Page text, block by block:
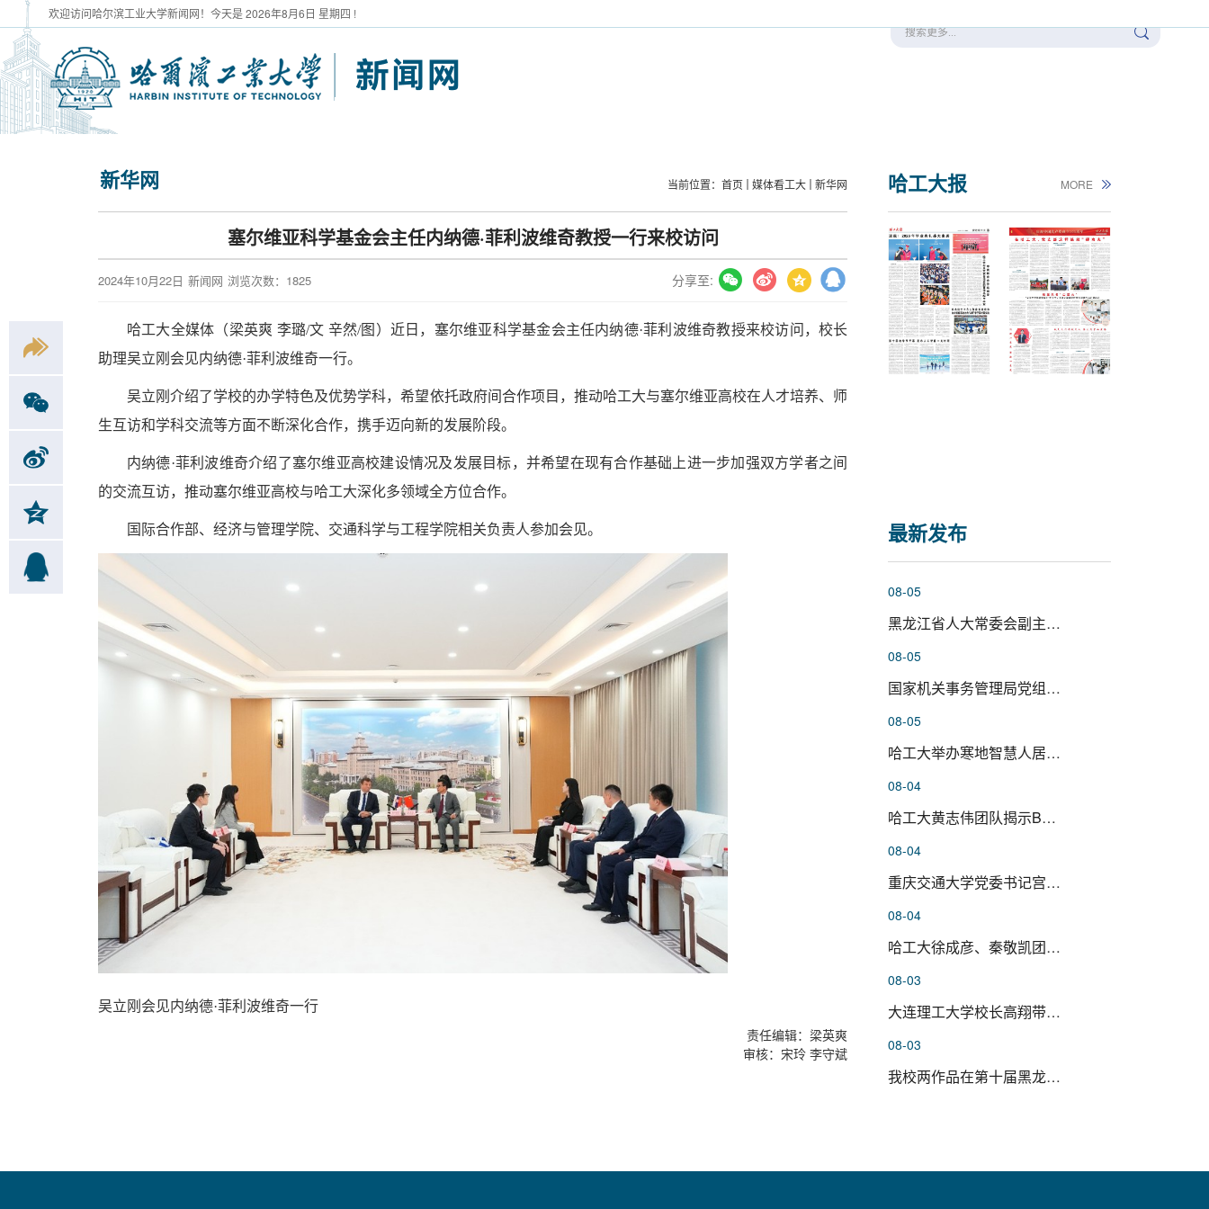
欢迎访问哈尔滨工业大学新闻网！今天是2026年8月6日 星期四 !
哈工大报 MORE
最新发布
08-05
黑龙江省人大常委会副主任、党组...
08-05
国家机关事务管理局党组成员杨有...
08-05
哈工大举办寒地智慧人居环境科学...
08-04
哈工大黄志伟团队揭示BTNL3–BTNL...
08-04
重庆交通大学党委书记宫辉一行来...
08-04
哈工大徐成彦、秦敬凯团队在神经...
08-03
大连理工大学校长高翔带队来校调...
08-03
我校两作品在第十届黑龙江省科学...
当前位置：首页 媒体看工大 新华网
新华网
塞尔维亚科学基金会主任内纳德·菲利波维奇教授一行来校访问
2024年10月22日 新闻网 浏览次数： 1825 分享至:
哈工大全媒体（梁英爽 李璐/文 辛然/图）近日，塞尔维亚科学基金会主任内纳德·菲利波维奇教授来校访问，校长
助理吴立刚会见内纳德·菲利波维奇一行。
吴立刚介绍了学校的办学特色及优势学科，希望依托政府间合作项目，推动哈工大与塞尔维亚高校在人才培养、师
生互访和学科交流等方面不断深化合作，携手迈向新的发展阶段。
内纳德·菲利波维奇介绍了塞尔维亚高校建设情况及发展目标，并希望在现有合作基础上进一步加强双方学者之间
的交流互访，推动塞尔维亚高校与哈工大深化多领域全方位合作。
国际合作部、经济与管理学院、交通科学与工程学院相关负责人参加会见。
吴立刚会见内纳德·菲利波维奇一行
责任编辑：梁英爽
审核：宋玲 李守斌